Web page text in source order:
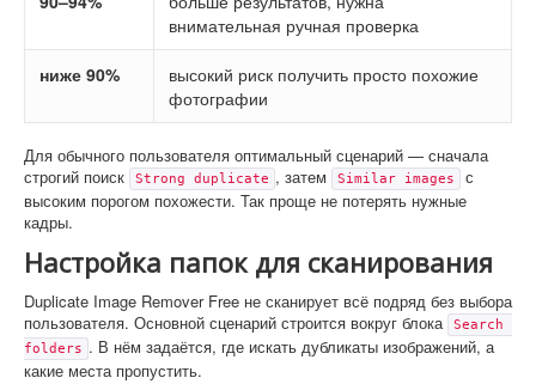
внимательная ручная проверка
ниже 90%
высокий риск получить просто похожие
фотографии
Для обычного пользователя оптимальный сценарий — сначала
строгий поиск
Strong duplicate , затем Similar images
с
высоким порогом похожести. Так проще не потерять нужные
кадры.
Настройка папок для сканирования
Duplicate Image Remover Free не сканирует всё подряд без выбора
пользователя. Основной сценарий строится вокруг блока
Search
folders . В нём задаётся, где искать дубликаты изображений, а
какие места пропустить.